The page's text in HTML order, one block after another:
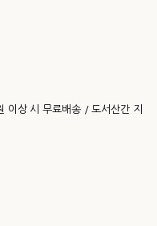
상 시 무료배송 / 도서산간 지